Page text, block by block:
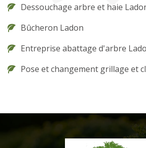
Dessouchage arbre et haie
Bûcheron Ladon
Entreprise abattage d'arbre
Pose et changement grillage et